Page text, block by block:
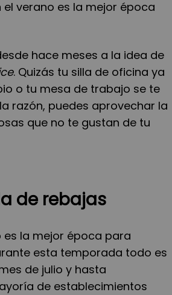
verano es la mejor época
hace meses a la idea de
. Quizás tu silla de oficina ya
o tu mesa de trabajo se te
razón, puedes aprovechar la
que no te gustan de tu
de rebajas
es la mejor época para
esta temporada todo es
de julio y hasta
de establecimientos